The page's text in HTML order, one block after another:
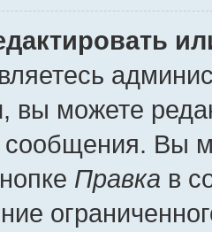
вы можете
Вы
Правка в